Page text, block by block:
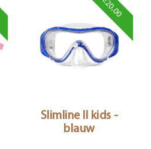
€20,00
Slimline II kids -
blauw